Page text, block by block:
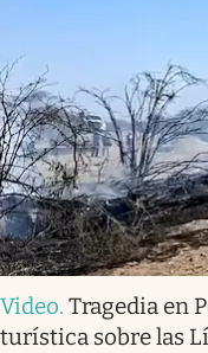
Video. Tragedia en
turística sobre las